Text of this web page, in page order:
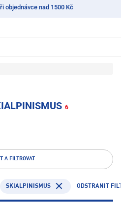
objednávce nad 1500 Kč
6
A FILTROVAT
SKIALPINISMUS ODSTRANIT